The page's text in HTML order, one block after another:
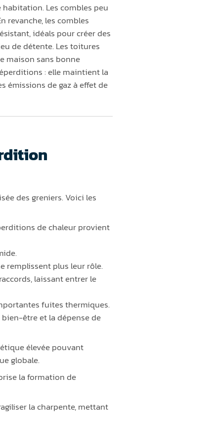
habitation. Les combles peu
revanche, les combles
idéals pour créer des
de détente. Les toitures
maison sans bonne
: elle maintient la
émissions de gaz à effet de
des greniers. Voici les
de chaleur provient
remplissent plus leur rôle.
laissant entrer le
fuites thermiques.
être et la dépense de
élevée pouvant
globale.
la formation de
la charpente, mettant